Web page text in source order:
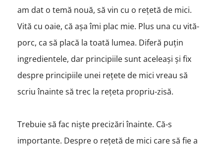
am dat o temă nouă, să vin cu o rețetă de mici.
Vită cu oaie, că așa îmi plac mie. Plus una cu vită-
porc, ca să placă la toată lumea. Diferă puțin
ingredientele, dar principiile sunt aceleași și fix
despre principiile unei rețete de mici vreau să
scriu înainte să trec la rețeta propriu-zisă.
Trebuie să fac niște precizări înainte. Că-s
importante. Despre o rețetă de mici care să fie a